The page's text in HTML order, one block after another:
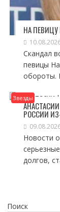
НА
Скандал
певицы
обороты.
Звезды
РОССИИ
Новости
долгов,
Поиск